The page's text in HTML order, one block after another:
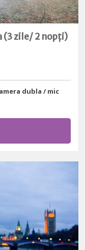
(3 zile/ 2 nopți)
dubla / mic